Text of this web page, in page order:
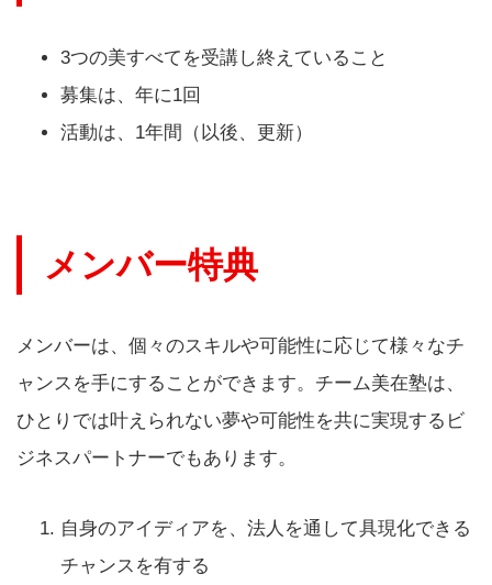
3つの美すべてを受講し終えていること
募集は、年に1回
活動は、1年間（以後、更新）
メンバー特典
メンバーは、個々のスキルや可能性に応じて様々なチ
ャンスを手にすることができます。チーム美在塾は、
ひとりでは叶えられない夢や可能性を共に実現するビ
ジネスパートナーでもあります。
自身のアイディアを、法人を通して具現化できる
チャンスを有する